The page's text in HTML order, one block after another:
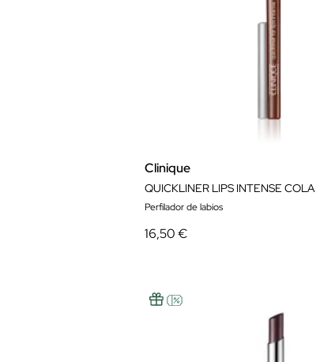
Clinique
QUICKLINER LIPS INTENSE COLA
Perfilador de labios
16,50 €